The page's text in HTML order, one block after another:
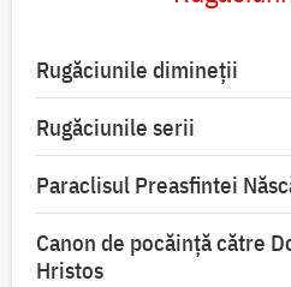
Rugăciunile dimineții
Rugăciunile serii
Paraclisul Preasfintei
Canon de pocăință către
Hristos